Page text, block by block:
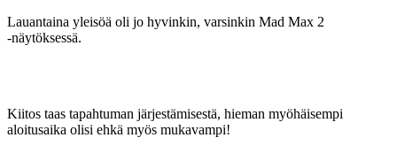
Lauantaina yleisöä oli jo hyvinkin, varsinkin Mad Max 2
‑näytöksessä.
Kiitos taas tapahtuman järjestämisestä, hieman myöhäisempi
aloitusaika olisi ehkä myös mukavampi!